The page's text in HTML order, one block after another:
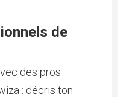
de
des pros
: décris ton